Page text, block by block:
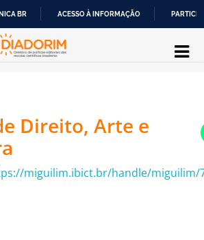
IR
BR ACESSO À INFORMAÇÃO
Direito, Arte e
miguilim.ibict.br/handle/miguilim/